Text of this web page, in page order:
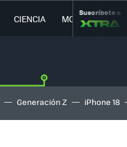
CIENCIA MOVILIDAD
Suscríbete a
Generación Z iPhone 18